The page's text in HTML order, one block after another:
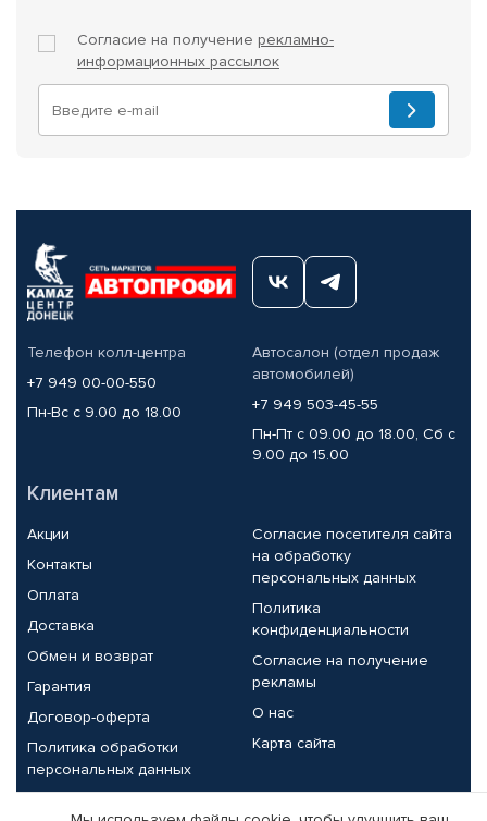
Согласие на получение рекламно-
информационных рассылок
Телефон колл-центра
+7 949 00-00-550
Пн-Вс с 9.00 до 18.00
Автосалон (отдел продаж
автомобилей)
+7 949 503-45-55
Пн-Пт с 09.00 до 18.00, Сб с
9.00 до 15.00
Клиентам
Акции
Контакты
Оплата
Доставка
Обмен и возврат
Гарантия
Договор-оферта
Политика обработки
персональных данных
Согласие посетителя сайта
на обработку
персональных данных
Политика
конфиденциальности
Согласие на получение
рекламы
О нас
Карта сайта